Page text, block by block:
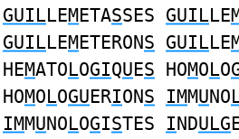
GUILLEMETASSES GUILLE
GUILLEMETERONS GUILLE
HEMATOLOGIQUES HOMOLO
HOMOLOGUERIONS IMMUNO
IMMUNOLOGISTES INDULG